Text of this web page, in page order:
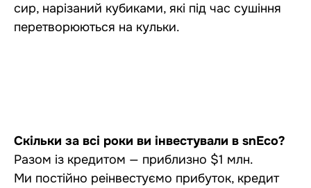
сир, нарізаний кубиками, які під час сушіння
перетворюються на кульки.
Скільки за всі роки ви інвестували в snEco?
Разом із кредитом — приблизно $1 млн.
Ми постійно реінвестуємо прибуток, кредит